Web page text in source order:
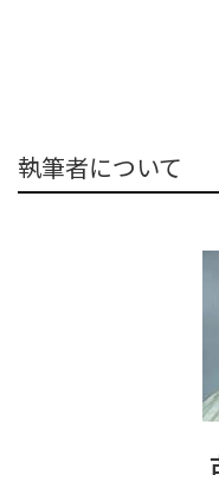
執筆者について